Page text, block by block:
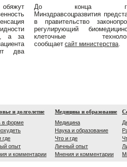
а за
два
До конца
Минздравсоцразвития
в правительство
регулирующий
клеточные
сообщает сайт министерства.
и долголетие
в форме
где
опыт
и комментарии
Медицина и образование
Медицина
Наука и образование
Что и где
Личный опыт
Мнения и комментарии